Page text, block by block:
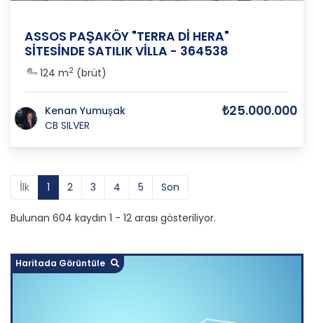
ASSOS PAŞAKÖY "TERRA Dİ HERA"
SİTESİNDE SATILIK VİLLA - 364538
124 m2 (brüt)
Kenan Yumuşak
CB SILVER
₺25.000.000
İlk 1 2 3 4 5 Son
Bulunan 604 kaydın 1 - 12 arası gösteriliyor.
Haritada Görüntüle